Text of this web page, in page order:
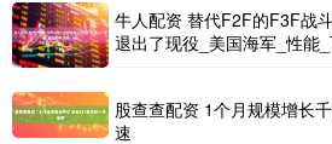
牛人配资 替代F2F的F3F战
退出了现役_美国海军_性能
股查查配资 1个月规模增长
速